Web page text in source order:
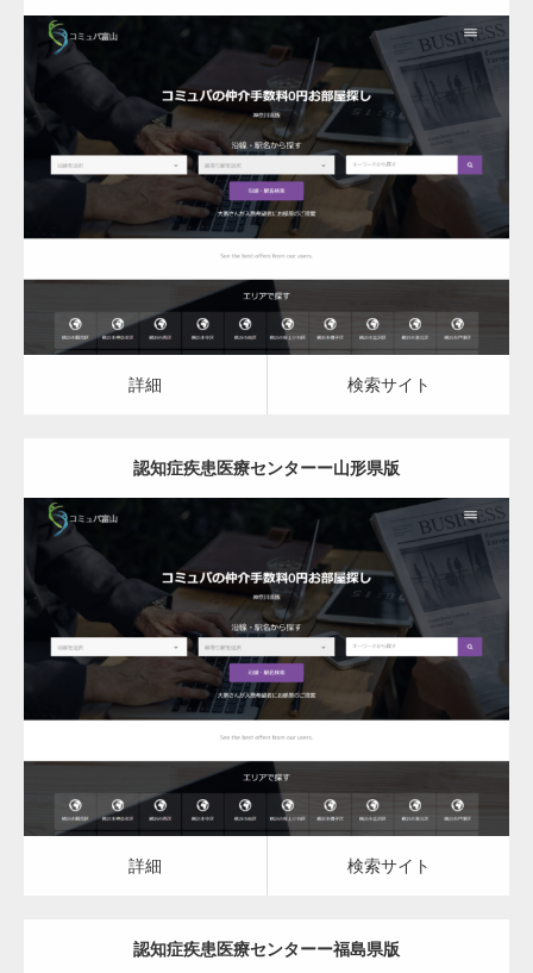
更新日： 2023.03.10
認知症疾患医療センター
詳細 検索サイト
詳細 検索サイト
認知症疾患医療センターー山形県版
更新日： 2023.03.10
認知症疾患医療センター
詳細 検索サイト
詳細 検索サイト
認知症疾患医療センターー福島県版
変幻自在、あらゆる業種に対応可能な新しい
カスタム投稿タイプ実…
一般社団法人高齢者支援協会がコミュパ.com